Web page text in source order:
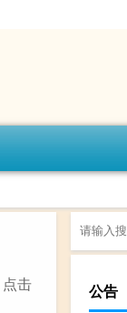
击
公告